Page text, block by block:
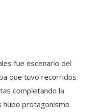
fue escenario del
que tuvo recorridos
completando la
hubo protagonismo